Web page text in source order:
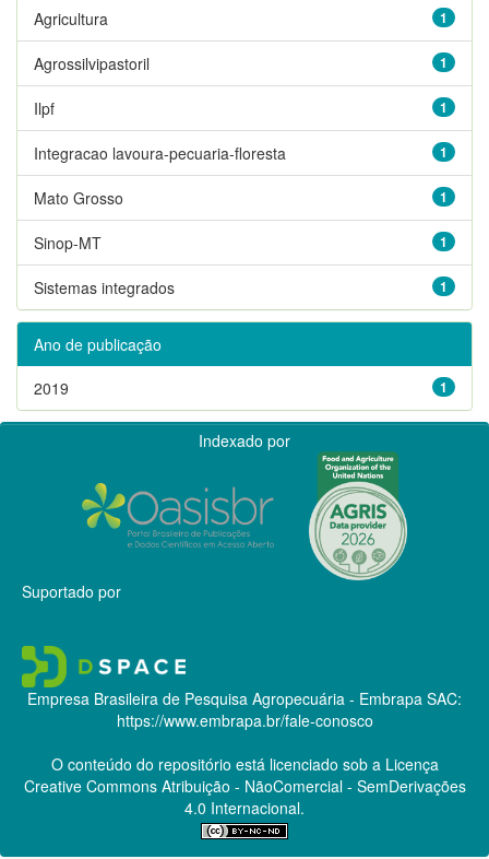
1
Agricultura
1
Agrossilvipastoril
1
Ilpf
1
Integracao lavoura-pecuaria-floresta
1
Mato Grosso
1
Sinop-MT
1
Sistemas integrados
Ano de publicação
1
2019
Indexado por
Suportado por
Empresa Brasileira de Pesquisa Agropecuária - Embrapa SAC:
https://www.embrapa.br/fale-conosco
O conteúdo do repositório está licenciado sob a Licença
Creative CommonsAtribuição - NãoComercial - SemDerivações
4.0 Internacional.